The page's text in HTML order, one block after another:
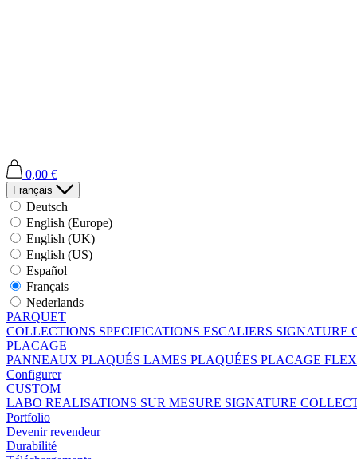
0,00 €
Français
Deutsch
English (Europe)
English (UK)
English (US)
Español
Français
Nederlands
PARQUET
COLLECTIONS SPECIFICATIONS ESCALIERS SIGNATURE
PLACAGE
PANNEAUX PLAQUÉS LAMES PLAQUÉES PLACAGE
Configurer
CUSTOM
LABO REALISATIONS SUR MESURE SIGNATURE
Portfolio
Devenir revendeur
Durabilité